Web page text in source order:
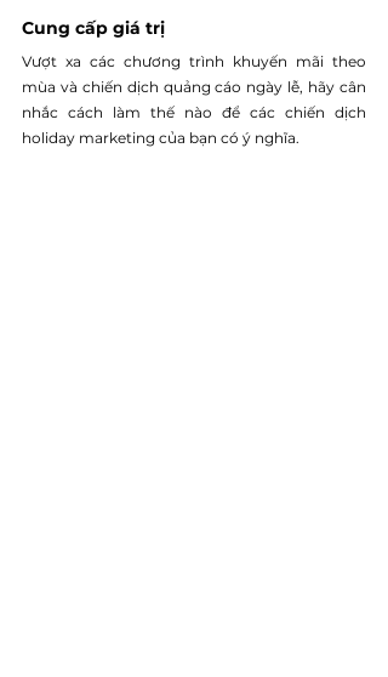
Cung cấp giá trị
Vượt xa các chương trình khuyến mãi theo
mùa và chiến dịch quảng cáo ngày lễ, hãy cân
nhắc cách làm thế nào để các chiến dịch
holiday marketing của bạn có ý nghĩa.